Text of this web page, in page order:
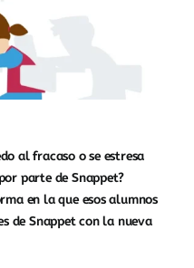
al fracaso o se estresa
parte de Snappet?
en la que esos alumnos
de Snappet con la nueva